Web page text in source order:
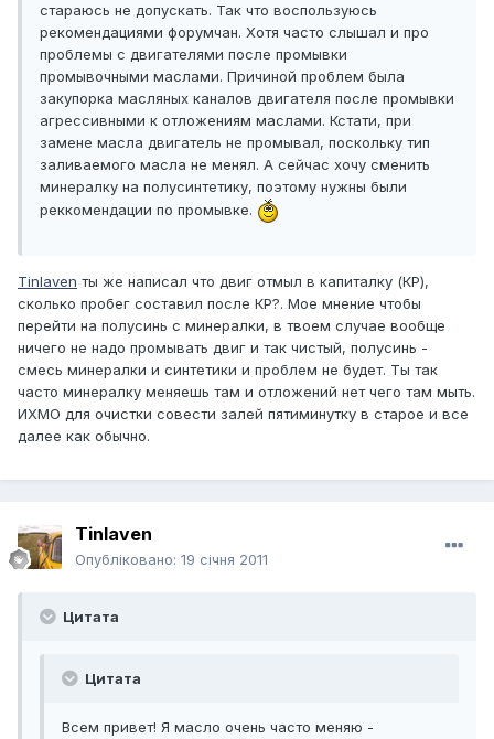
стараюсь не допускать. Так что воспользуюсь
рекомендациями форумчан. Хотя часто слышал и про
проблемы с двигателями после промывки
промывочными маслами. Причиной проблем была
закупорка масляных каналов двигателя после промывки
агрессивными к отложениям маслами. Кстати, при
замене масла двигатель не промывал, поскольку тип
заливаемого масла не менял. А сейчас хочу сменить
минералку на полусинтетику, поэтому нужны были
реккомендации по промывке.
Tinlaven ты же написал что двиг отмыл в капиталку (КР),
сколько пробег составил после КР?. Мое мнение чтобы
перейти на полусинь с минералки, в твоем случае вообще
ничего не надо промывать двиг и так чистый, полусинь -
смесь минералки и синтетики и проблем не будет. Ты так
часто минералку меняешь там и отложений нет чего там мыть.
ИХМО для очистки совести залей пятиминутку в старое и все
далее как обычно.
Tinlaven
Опубліковано: 19 січня 2011
Цитата
Цитата
Всем привет! Я масло очень часто меняю -